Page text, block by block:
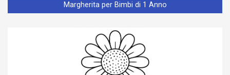
Margherita per Bimbi di 1 Anno